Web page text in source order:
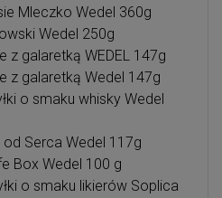
Mleczko Wedel 360g
Wedel 250g
z galaretką WEDEL 147g
z galaretką Wedel 147g
o smaku whisky Wedel
Serca Wedel 117g
Box Wedel 100 g
o smaku likierów Soplica